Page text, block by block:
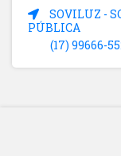
SOVILUZ -
PÚBLICA
(17) 99666-